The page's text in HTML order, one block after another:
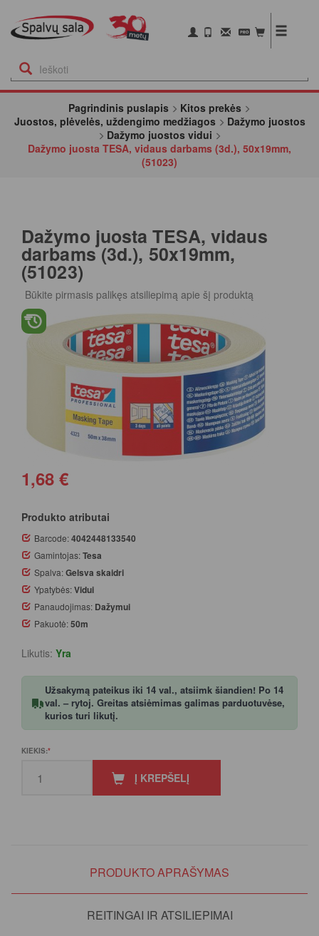
Pagrindinis puslapis
Kitos prekės
Juostos, plėvelės, uždengimo medžiagos
Dažymo juostos
Dažymo juostos vidui
Dažymo juosta TESA, vidaus darbams (3d.), 50x19mm,
(51023)
Dažymo juosta TESA, vidaus
darbams (3d.), 50x19mm,
(51023)
Būkite pirmasis palikęs atsiliepimą apie šį produktą
1,68 €
Produkto atributai
Barcode:4042448133540
Gamintojas:Tesa
Spalva:Gelsva skaidri
Ypatybės:Vidui
Panaudojimas: Dažymui
Pakuotė:50m
Likutis: Yra
Užsakymą pateikus iki 14 val., atsiimk šiandien! Po 14
val. – rytoj. Greitas atsiėmimas galimas parduotuvėse,
kurios turi likutį.
KIEKIS:
Į KREPŠELĮ
PRODUKTO APRAŠYMAS
REITINGAI IR ATSILIEPIMAI